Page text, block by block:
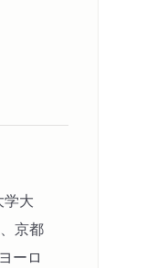
学大
京都
ーロ